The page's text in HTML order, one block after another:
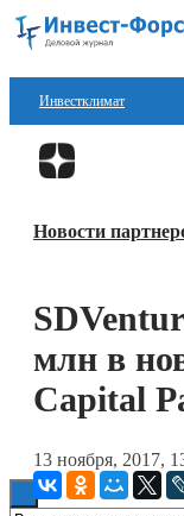
Инвестклимат
Финансы
Блокчейн
ESG
Новости
млн в
Capital
13 ноября, 2017,